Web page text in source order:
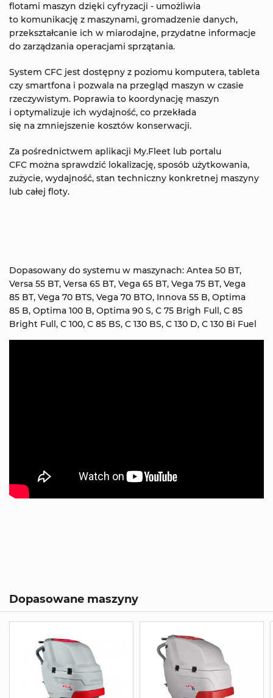
flotami maszyn dzięki cyfryzacji - umożliwia
to komunikację z maszynami, gromadzenie danych,
przekształcanie ich w miarodajne, przydatne informacje
do zarządzania operacjami sprzątania.
System CFC jest dostępny z poziomu komputera, tableta
czy smartfona i pozwala na przegląd maszyn w czasie
rzeczywistym. Poprawia to koordynację maszyn
i optymalizuje ich wydajność, co przekłada
się na zmniejszenie kosztów konserwacji.
Za pośrednictwem aplikacji My.Fleet lub portalu
CFC można sprawdzić lokalizację, sposób użytkowania,
zużycie, wydajność, stan techniczny konkretnej maszyny
lub całej floty.
Dopasowany do systemu w maszynach: Antea 50 BT,
Versa 55 BT, Versa 65 BT, Vega 65 BT, Vega 75 BT, Vega
85 BT, Vega 70 BTS, Vega 70 BTO, Innova 55 B, Optima
85 B, Optima 100 B, Optima 90 S, C 75 Brigh Full, C 85
Bright Full, C 100, C 85 BS, C 130 BS, C 130 D, C 130 Bi Fuel
Dopasowane maszyny